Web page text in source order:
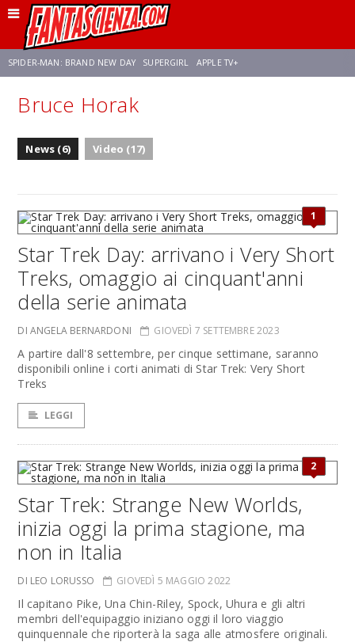
SPIDER-MAN: BRAND NEW DAY SUPERGIRL APPLE TV+
FRANCO RICCIARDIELLO ZENDAYA
Bruce Horak
News (6) Video (17)
1
Star Trek Day: arrivano i Very Short
Treks, omaggio ai cinquant'anni
della serie animata
DI ANGELA BERNARDONI GIOVEDÌ 7 SETTEMBRE 2023
A partire dall'8 settembre, per cinque settimane, saranno
disponibili online i corti animati di Star Trek: Very Short
Treks
LEGGI
2
Star Trek: Strange New Worlds,
inizia oggi la prima stagione, ma
non in Italia
DI LEO LORUSSO GIOVEDÌ 5 MAGGIO 2022
Il capitano Pike, Una Chin-Riley, Spock, Uhura e gli altri
membri dell'equipaggio iniziano oggi il loro viaggio
quinquennale che riporterà la saga alle atmosfere originali.